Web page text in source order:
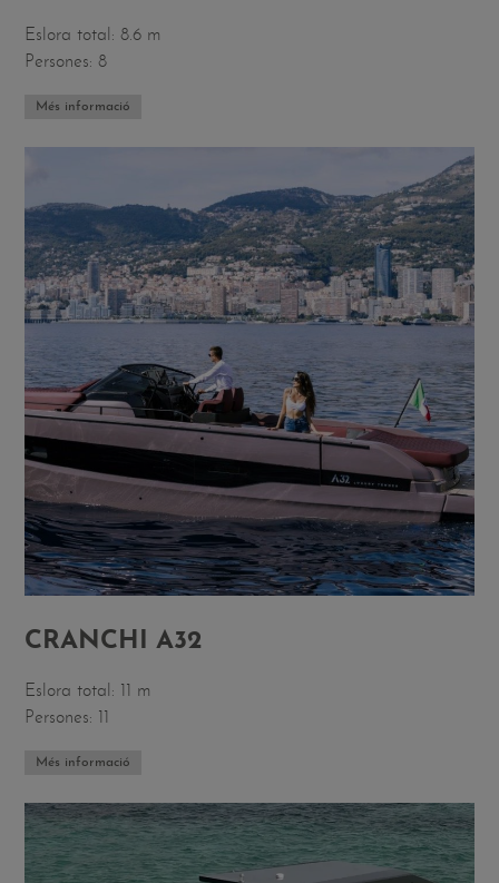
Eslora total: 8.6 m
Persones: 8
Més informació
CRANCHI A32
Eslora total: 11 m
Persones: 11
Més informació